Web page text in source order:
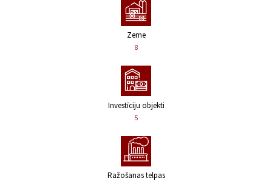
Zeme
8
Investīciju objekti
5
Ražošanas telpas